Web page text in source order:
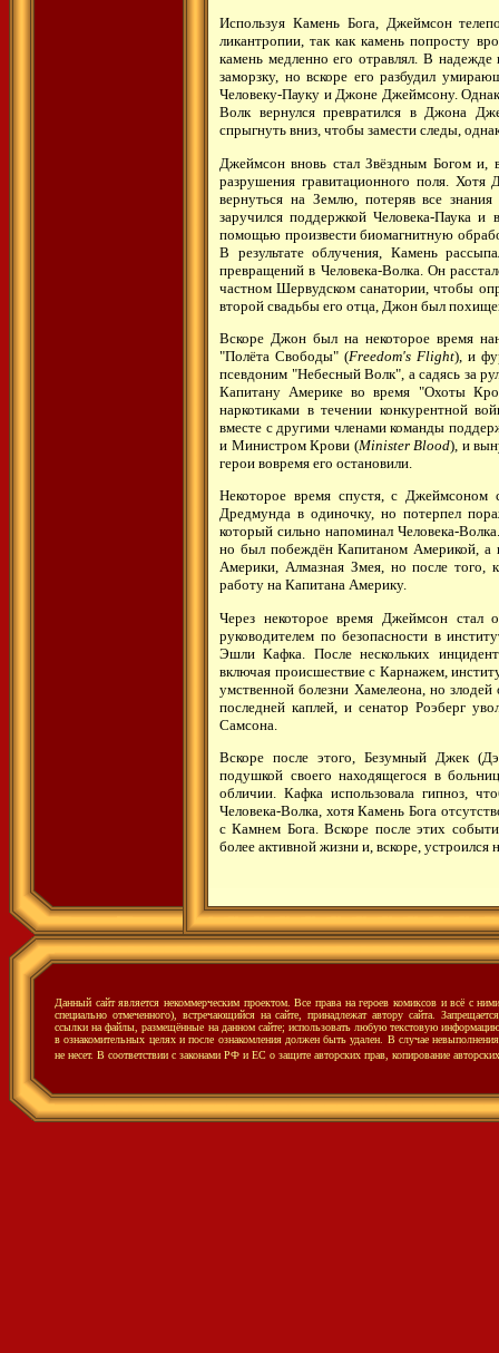
Используя Камень Бога, Джеймсон
ликантропии, так как камень попросту
камень медленно его отравлял. В
заморзку, но вскоре его разбудил
Человеку-Пауку и Джоне Джеймсону.
Волк вернулся превратился в Джона
спрыгнуть вниз, чтобы замести следы,
Джеймсон вновь стал Звёздным Богом
разрушения гравитационного поля.
вернуться на Землю, потеряв все
заручился поддержкой Человека-Паука
помощью произвести биомагнитную
В результате облучения, Камень
превращений в Человека-Волка. Он
частном Шервудском санатории, чтобы
второй свадьбы его отца, Джон был
Вскоре Джон был на некоторое время
"Полёта Свободы" (Freedom's Flight), и
псевдоним "Небесный Волк", а садясь за
Капитану Америке во время "Охоты
наркотиками в течении конкурентной
вместе с другими членами команды
и Министром Крови (Minister Blood), и
герои вовремя его остановили.
Некоторое время спустя, с Джеймсоном
Дредмунда в одиночку, но потерпел
который сильно напоминал Человека-
но был побеждён Капитаном Америкой, а
Америки, Алмазная Змея, но после того,
работу на Капитана Америку.
Через некоторое время Джеймсон
руководителем по безопасности в
Эшли Кафка. После нескольких
включая происшествие с Карнажем,
умственной болезни Хамелеона, но
последней каплей, и сенатор Роэберг
Самсона.
Вскоре после этого, Безумный Джек
подушкой своего находящегося в
обличии. Кафка использовала гипноз,
Человека-Волка, хотя Камень Бога
с Камнем Бога. Вскоре после этих
более активной жизни и, вскоре,
Данный сайт является некоммерческим проектом. Все права на героев комиксов и всё с
специально отмеченного), встречающийся на сайте, принадлежат автору сайта.
ссылки на файлы, размещённые на данном сайте; использовать любую текстовую
в ознакомительных целях и после ознакомления должен быть удален. В случае невыполнения
не несет. В соответствии с законами РФ и ЕС о защите авторских прав, копирование